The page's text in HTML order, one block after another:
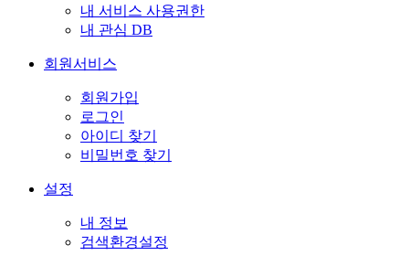
내 서비스 사용권한
내 관심 DB
회원서비스
회원가입
로그인
아이디 찾기
비밀번호 찾기
설정
내 정보
검색환경설정